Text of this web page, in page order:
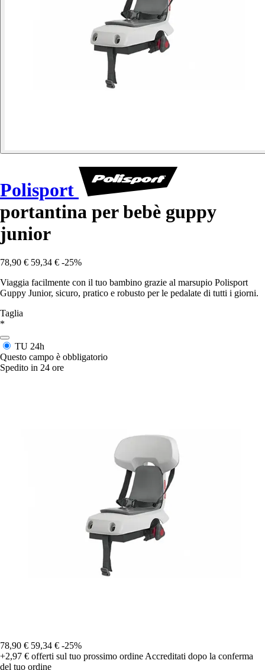
Polisport
portantina per bebè guppy
junior
78,90 € 59,34 € -25%
Viaggia facilmente con il tuo bambino grazie al marsupio Polisport
Guppy Junior, sicuro, pratico e robusto per le pedalate di tutti i giorni.
Taglia
*
TU 24h
Questo campo è obbligatorio
Spedito in 24 ore
78,90 € 59,34 € -25%
+2,97 € offerti sul tuo prossimo ordine Accreditati dopo la conferma
del tuo ordine